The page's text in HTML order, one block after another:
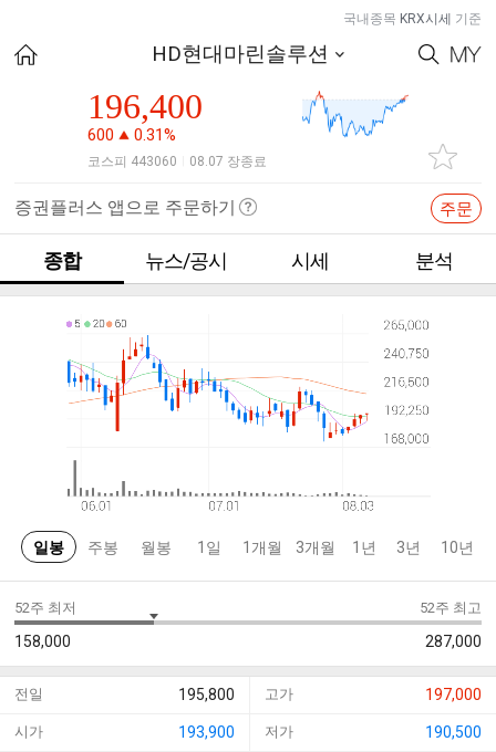
국내종목 KRX시세 기준
HD현대마린솔루션
196,400
600 0.31%
코스피 443060 08.07 장종료
증권플러스 앱으로 주문하기 주문
종합 뉴스/공시 시세 분석
일봉 주봉 월봉 1일 1개월 3개월 1년 3년 10년
52주 최저
158,000
52주 최고
287,000
전일 195,800 고가 197,000
시가 193,900 저가 190,500